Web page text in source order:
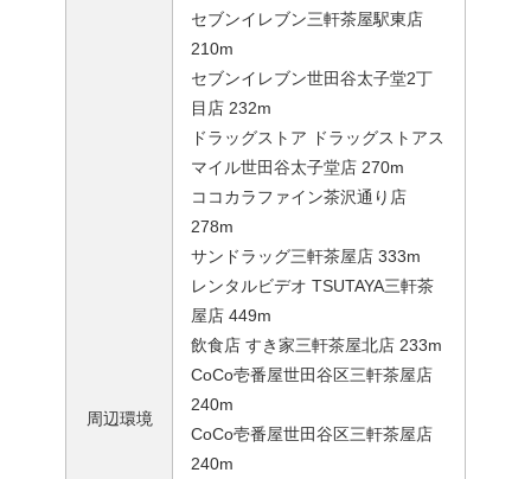
周辺環境
セブンイレブン三軒茶屋駅東店
210m
セブンイレブン世田谷太子堂2丁
目店 232m
ドラッグストア ドラッグストアス
マイル世田谷太子堂店 270m
ココカラファイン茶沢通り店
278m
サンドラッグ三軒茶屋店 333m
レンタルビデオ TSUTAYA三軒茶
屋店 449m
飲食店 すき家三軒茶屋北店 233m
CoCo壱番屋世田谷区三軒茶屋店
240m
CoCo壱番屋世田谷区三軒茶屋店
240m